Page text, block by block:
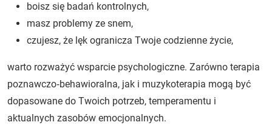
boisz się badań kontrolnych,
masz problemy ze snem,
czujesz, że lęk ogranicza Twoje codzienne życie,
warto rozważyć wsparcie psychologiczne. Zarówno terapia
poznawczo‑behawioralna, jak i muzykoterapia mogą być
dopasowane do Twoich potrzeb, temperamentu i
aktualnych zasobów emocjonalnych.